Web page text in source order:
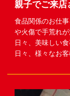
親子でご来
食品関係のお仕
や火傷で手荒れ
日々、美味しい
日々、様々なお